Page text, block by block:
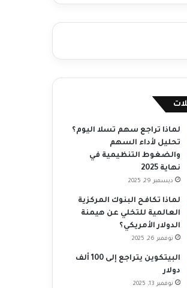
لماذا تراجع سهم تسلا اليوم؟
تحليل لأداء السهم
والضغوط التنظيمية في
نهاية 2025
ديسمبر 29, 2025
لماذا تكافح البنوك المركزية
العالمية للتخلي عن هيمنة
الدولار الأمريكي؟
نوفمبر 26, 2025
البيتكوين يتراجع إلى 100 ألف
دولار
نوفمبر 13, 2025